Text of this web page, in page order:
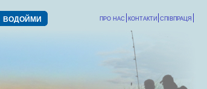
ВОДОЙМИ СПІВПРАЦЯ
КОНТАКТИ
ПРО НАС